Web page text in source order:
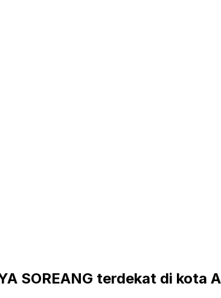
SOREANG terdekat di kota